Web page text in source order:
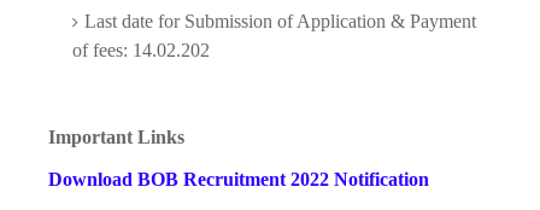
Last date for Submission of Application & Payment
of fees: 14.02.202
Important Links
Download BOB Recruitment 2022 Notification